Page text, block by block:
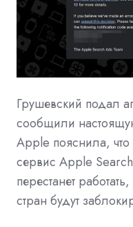
Грушевский подал
сообщили
Apple пояснила, что
сервис Apple
перестанет
стран будут